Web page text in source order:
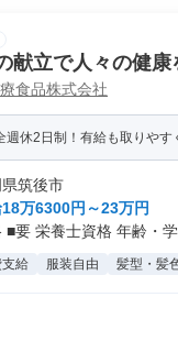
献立で人々の健
食品株式会社
週休2日制！有給も取りや
筑後市
18万6300円～23万円
■要 栄養士資格 年齢・
給 服装自由 髪型・髪